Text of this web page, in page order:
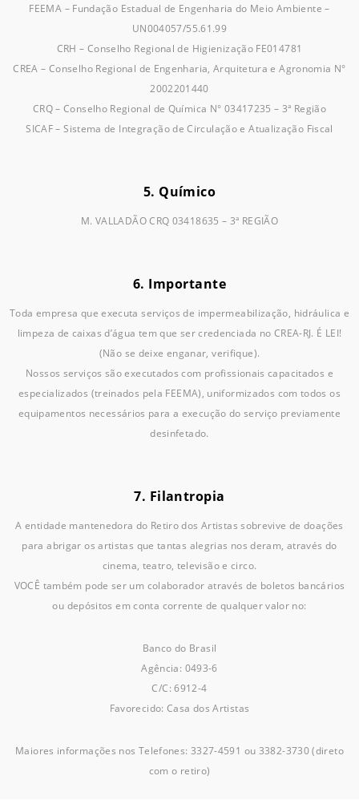
FEEMA – Fundação Estadual de Engenharia do Meio Ambiente –
UN004057/55.61.99
CRH – Conselho Regional de Higienização FE014781
CREA – Conselho Regional de Engenharia, Arquitetura e Agronomia N°
2002201440
CRQ – Conselho Regional de Química N° 03417235 – 3ª Região
SICAF – Sistema de Integração de Circulação e Atualização Fiscal
5. Químico
M. VALLADÃO CRQ 03418635 – 3ª REGIÃO
6. Importante
Toda empresa que executa serviços de impermeabilização, hidráulica e
limpeza de caixas d’água tem que ser credenciada no CREA-RJ. É LEI!
(Não se deixe enganar, verifique).
Nossos serviços são executados com profissionais capacitados e
especializados (treinados pela FEEMA), uniformizados com todos os
equipamentos necessários para a execução do serviço previamente
desinfetado.
7. Filantropia
A entidade mantenedora do Retiro dos Artistas sobrevive de doações
para abrigar os artistas que tantas alegrias nos deram, através do
cinema, teatro, televisão e circo.
VOCÊ também pode ser um colaborador através de boletos bancários
ou depósitos em conta corrente de qualquer valor no:
Banco do Brasil
Agência: 0493-6
C/C: 6912-4
Favorecido: Casa dos Artistas
Maiores informações nos Telefones: 3327-4591 ou 3382-3730 (direto
com o retiro)